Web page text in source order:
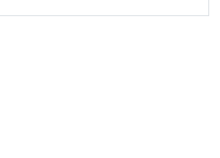
トコードを記述している